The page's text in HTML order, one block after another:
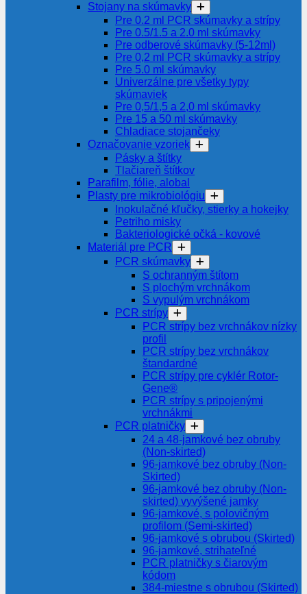
Stojany na skúmavky
Pre 0.2 ml PCR skúmavky a strípy
Pre 0.5/1.5 a 2.0 ml skúmavky
Pre odberové skúmavky (5-12ml)
Pre 0,2 ml PCR skúmavky a strípy
Pre 5.0 ml skúmavky
Univerzálne pre všetky typy
skúmaviek
Pre 0,5/1,5 a 2,0 ml skúmavky
Pre 15 a 50 ml skúmavky
Chladiace stojančeky
Označovanie vzoriek
Pásky a štítky
Tlačiareň štítkov
Parafilm, fólie, alobal
Plasty pre mikrobiológiu
Inokulačné kľučky, stierky a hokejky
Petriho misky
Bakteriologické očká - kovové
Materiál pre PCR
PCR skúmavky
S ochranným štítom
S plochým vrchnákom
S vypulým vrchnákom
PCR strípy
PCR strípy bez vrchnákov nízky
profil
PCR strípy bez vrchnákov
štandardné
PCR strípy pre cyklér Rotor-
Gene®
PCR strípy s pripojenými
vrchnákmi
PCR platničky
24 a 48-jamkové bez obruby
(Non-skirted)
96-jamkové bez obruby (Non-
Skirted)
96-jamkové bez obruby (Non-
skirted) vyvýšené jamky
96-jamkové, s polovičným
profilom (Semi-skirted)
96-jamkové s obrubou (Skirted)
96-jamkové, strihateľné
PCR platničky s čiarovým
kódom
384-miestne s obrubou (Skirted)